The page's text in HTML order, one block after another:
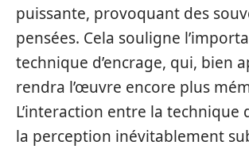
puissante, provoquant des
pensées. Cela souligne
technique d’encrage, qui, bien
rendra l’œuvre encore plus
L’interaction entre la technique
la perception inévitablement